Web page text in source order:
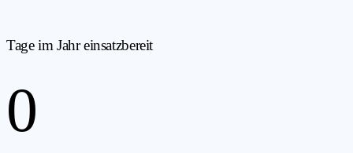
Tage im Jahr einsatzbereit
0